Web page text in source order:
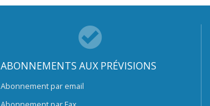
ABONNEMENTS AUX PRÉVISIONS
Abonnement par email